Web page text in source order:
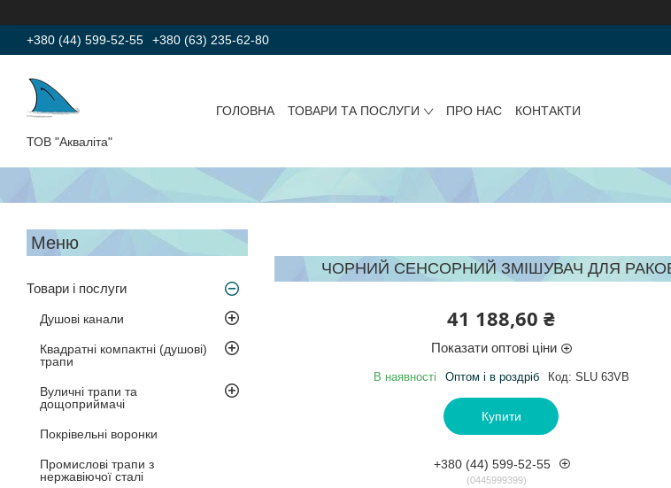
+380 (44) 599-52-55 +380 (63) 235-62-80
ТОВ "Акваліта"
ГОЛОВНА ТОВАРИ ТА ПОСЛУГИ ПРО НАС КОНТАКТИ
Товари і послуги
Душові канали
Квадратні компактні (душові)
трапи
Вуличні трапи та
дощоприймачі
Покрівельні воронки
Промислові трапи з
нержавіючої сталі
ЧОРНИЙ СЕНСОРНИЙ ЗМІШУВАЧ ДЛЯ
41 188,60 ₴
Показати оптові ціни
В наявності Оптом і в роздріб Код: SLU 63VB
Купити
+380 (44) 599-52-55
0445999399